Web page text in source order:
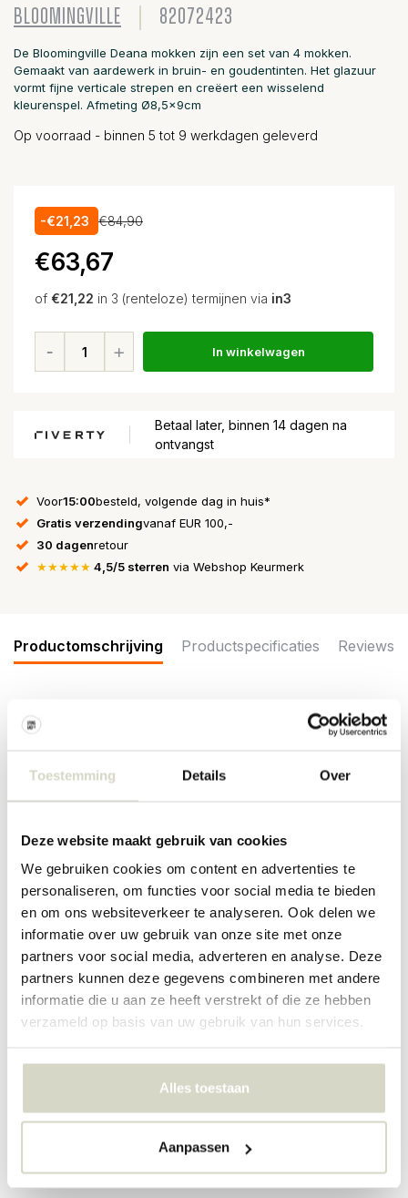
Toestemming Details Over
Deze website maakt gebruik van cookies
We gebruiken cookies om content en advertenties te
personaliseren, om functies voor social media te bieden
en om ons websiteverkeer te analyseren. Ook delen we
informatie over uw gebruik van onze site met onze
partners voor social media, adverteren en analyse. Deze
partners kunnen deze gegevens combineren met andere
informatie die u aan ze heeft verstrekt of die ze hebben
verzameld op basis van uw gebruik van hun services.
Alles toestaan
Aanpassen
BLOOMINGVILLE 82072423
De Bloomingville Deana mokken zijn een set van 4 mokken.
Gemaakt van aardewerk in bruin- en goudentinten. Het glazuur
vormt fijne verticale strepen en creëert een wisselend
kleurenspel. Afmeting Ø8,5x9cm
Op voorraad - binnen 5 tot 9 werkdagen geleverd
-€21,23 €84,90
€63,67
of €21,22 in 3 (renteloze) termijnen via in3
In winkelwagen
Betaal later, binnen 14 dagen na
ontvangst
Voor15:00besteld, volgende dag in huis*
Gratis verzendingvanaf EUR 100,-
30 dagenretour
★★★★★ 4,5/5 sterren via Webshop Keurmerk
Productomschrijving Productspecificaties Reviews
De Bloomingville Deana mokken zijn een set van 4 mokken.
Gemaakt van aardewerk in bruin- en goudentinten. Het glazuur
kleurenspel. Afmeting Ø8,5x9cm
Afmeting: diameter 8,5 x hoogte 9cm
Materiaal : aardewerk
Overige: geschikt voor de vaatwasser, magnetron en oven. Per
item kunnen er verschillen zijn.
PRODUCTSPECIFICATIES
Artikelnummer 82072423
SKU 82072423
EAN 5711173350179
Er zijn nog geen reviews geschreven over dit product..